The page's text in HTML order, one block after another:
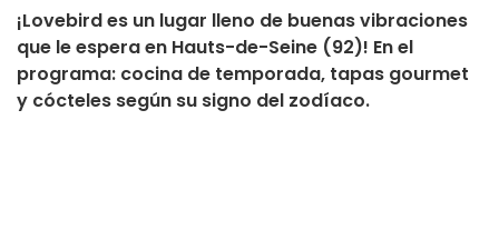
¡Lovebird es un lugar lleno de buenas vibraciones
que le espera en Hauts-de-Seine (92)! En el
programa: cocina de temporada, tapas gourmet
y cócteles según su signo del zodíaco.